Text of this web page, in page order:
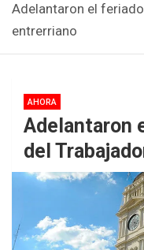
Adelantaron el
entrerriano
AHORA
Adelantaron
del